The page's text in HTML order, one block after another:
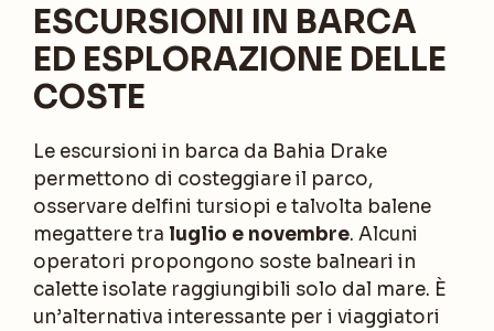
ESCURSIONI IN BARCA
ED ESPLORAZIONE DELLE
COSTE
Le escursioni in barca da Bahia Drake
permettono di costeggiare il parco,
osservare delfini tursiopi e talvolta balene
megattere tra luglio e novembre. Alcuni
operatori propongono soste balneari in
calette isolate raggiungibili solo dal mare. È
un’alternativa interessante per i viaggiatori